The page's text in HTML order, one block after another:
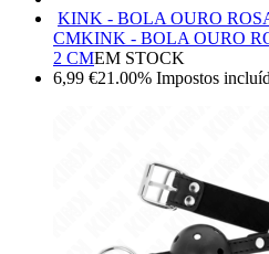
KINK - BOLA OURO
CMKINK - BOLA OURO
2 CMEM STOCK
6,99 €21.00% Impostos